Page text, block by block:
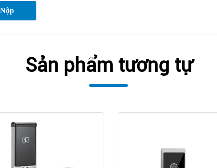
Nộp
Sản phẩm tương tự